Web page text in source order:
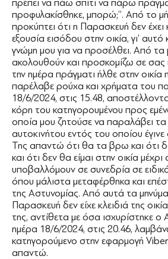
πρέπει να πάω σπίτι να πάρω
προφυλακίσθηκε, μπορώ;’’. Από το
προκύπτει ότι η Παρασκευή δεν έχει
εξουσία εισόδου στην οικία, γι’
γνώμη μου για να προσέλθει. Από τα
ακολουθούν και προσκομίζω σε σας
την ημέρα πράγματι ήλθε στην
παρέλαβε ρούχα και χρήματα του
18/6/2024, στις 15.48,
κόρη του κατηγορουμένου προς
οποία μου ζητούσε να παραλάβει τα
αυτοκινήτου εντός του οποίου
Της απαντώ ότι θα τα βρω και ότι
και ότι δεν θα είμαι στην οικία
υποβαλλόμουν σε συνεδρία σε
όπου μάλιστα μεταφέρθηκα και
της Αστυνομίας. Από αυτά τα
Παρασκευή δεν είχε κλειδιά της
της, αντίθετα με όσα ισχυρίστηκε ο
ημέρα 18/6/2024, στις 20.46,
κατηγορούμενο στην εφαρμογή
απαντώ.